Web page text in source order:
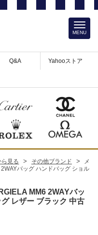
Q&A Yahooストア
MENU
ら見る > その他ブランド >
メ
バッグ ハンドバッグ ショル
MM6 2WAYバッ
レザー ブラック 中古